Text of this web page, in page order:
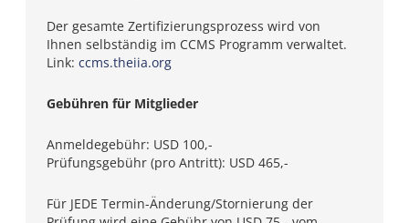
Der gesamte Zertifizierungsprozess wird von
Ihnen selbständig im CCMS Programm verwaltet.
Link:ccms.theiia.org
Gebühren für Mitglieder
Anmeldegebühr: USD 100,-
Prüfungsgebühr (pro Antritt): USD 465,-
Für JEDE Termin-Änderung/Stornierung der